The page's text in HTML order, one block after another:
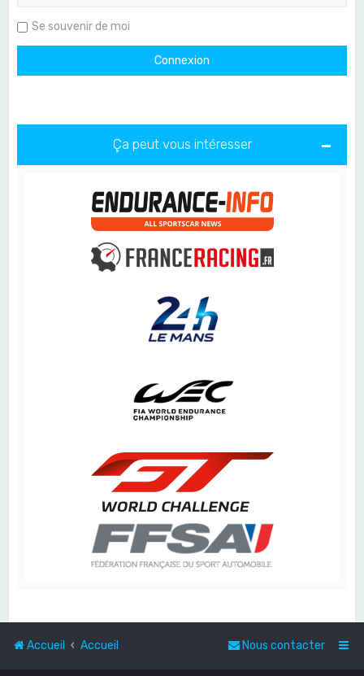
Se souvenir de moi
Ça peut vous intéresser
Accueil Accueil Nous contacter